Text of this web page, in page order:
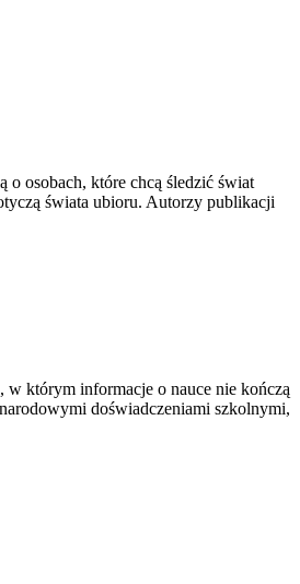
o osobach, które chcą śledzić świat
świata ubioru. Autorzy publikacji
w którym informacje o nauce nie kończą
doświadczeniami szkolnymi,